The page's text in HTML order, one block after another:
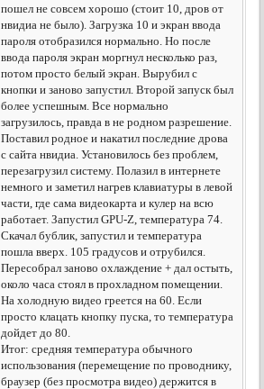
пошел не совсем хорошо (стоит 10, дров от
нвидиа не было). Загрузка 10 и экран ввода
пароля отобразился нормально. Но после
ввода пароля экран моргнул несколько раз,
потом просто белый экран. Вырубил с
кнопки и заново запустил. Второй запуск был
более успешным. Все нормально
загрузилось, правда в не родном разрешение.
Поставил родное и накатил последние дрова
с сайта нвидиа. Установилось без проблем,
перезагрузил систему. Полазил в интернете
немного и заметил нагрев клавиатуры в левой
части, где сама видеокарта и кулер на всю
работает. Запустил GPU-Z, температура 74.
Скачал бублик, запустил и температура
пошла вверх. 105 градусов и отрубился.
Пересобрал заново охлаждение + дал остыть,
около часа стоял в прохладном помещении.
На холодную видео греется на 60. Если
просто клацать кнопку пуска, то температура
дойдет до 80.
Итог: средняя температура обычного
использования (перемещение по проводнику,
браузер (без просмотра видео) держится в